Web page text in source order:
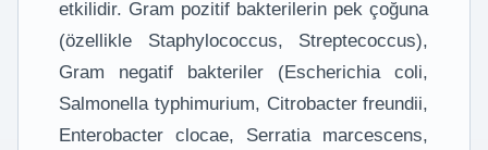
etkilidir. Gram pozitif bakterilerin pek çoğuna
(özellikle Staphylococcus, Streptecoccus),
Gram negatif bakteriler (Escherichia coli,
Salmonella typhimurium, Citrobacter freundii,
Enterobacter clocae, Serratia marcescens,